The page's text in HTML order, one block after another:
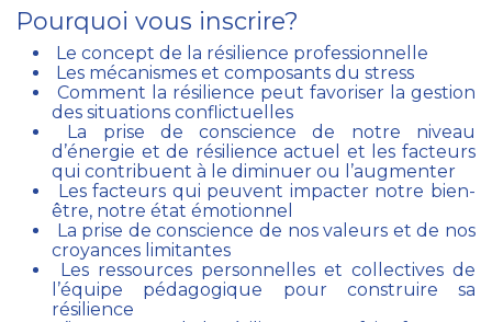
Pourquoi vous inscrire?
Le concept de la résilience professionnelle
Les mécanismes et composants du stress
Comment la résilience peut favoriser la gestion
des situations conflictuelles
La prise de conscience de notre niveau
d’énergie et de résilience actuel et les facteurs
qui contribuent à le diminuer ou l’augmenter
Les facteurs qui peuvent impacter notre bien-
être, notre état émotionnel
La prise de conscience de nos valeurs et de nos
croyances limitantes
Les ressources personnelles et collectives de
l’équipe pédagogique pour construire sa
résilience